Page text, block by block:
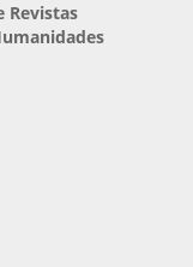
Revistas